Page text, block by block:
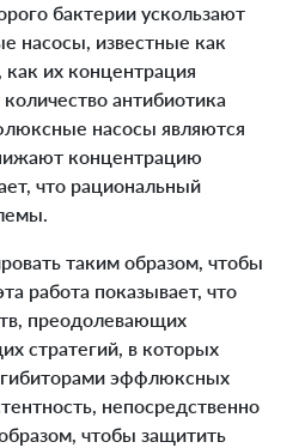
бактерии ускользают
насосы, известные как
их концентрация
антибиотика
насосы являются
концентрацию
что рациональный
таким образом, чтобы
работа показывает, что
преодолевающих
стратегий, в которых
эффлюксных
непосредственно
чтобы защитить